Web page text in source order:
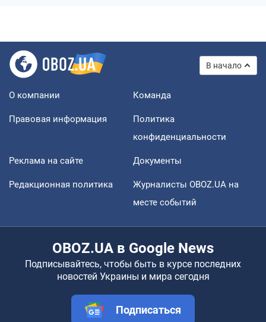
В начало
О компании Команда
Правовая информация
Политика
конфиденциальности
Реклама на сайте Документы
Редакционная политика
Журналисты OBOZ.UA на
месте событий
OBOZ.UA в Google News
Подписывайтесь, чтобы быть в курсе последних
новостей Украины и мира сегодня
Подписаться